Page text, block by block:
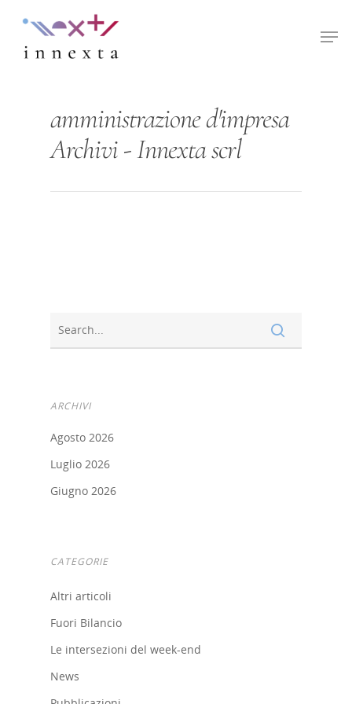
amministrazione d'impresa
Archivi - Innexta scrl
ARCHIVI
Agosto 2026
Luglio 2026
Giugno 2026
CATEGORIE
Altri articoli
Fuori Bilancio
Le intersezioni del week-end
News